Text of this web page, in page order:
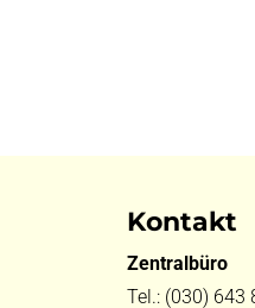
Kontakt
Zentralbüro
Tel.: (030) 643